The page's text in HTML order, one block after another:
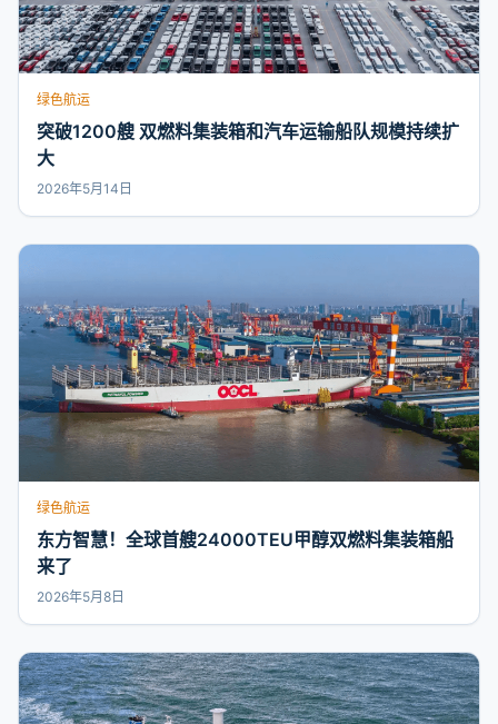
绿色航运
突破1200艘 双燃料集装箱和汽车运输船队规模持续扩
大
2026年5月14日
绿色航运
东方智慧！全球首艘24000TEU甲醇双燃料集装箱船
来了
2026年5月8日